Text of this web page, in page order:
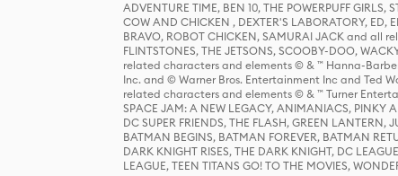
ADVENTURE TIME, BEN 10, THE POWERPUFF
COW AND CHICKEN , DEXTER'S LABORATORY, ED,
BRAVO, ROBOT CHICKEN, SAMURAI JACK and all
FLINTSTONES, THE JETSONS, SCOOBY-DOO,
related characters and elements © & ™ Hanna-
Inc. and © Warner Bros. Entertainment Inc and Ted
related characters and elements © & ™ Turner
SPACE JAM: A NEW LEGACY, ANIMANIACS,
DC SUPER FRIENDS, THE FLASH, GREEN
BATMAN BEGINS, BATMAN FOREVER, BATMAN
DARK KNIGHT RISES, THE DARK KNIGHT, DC
LEAGUE, TEEN TITANS GO! TO THE MOVIES,